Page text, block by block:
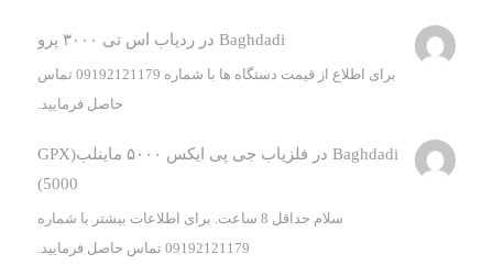
Baghdadi درردیاب اس تی ۳۰۰۰ پرو
برای اطلاع از قیمت دستگاه ها با شماره 09192121179 تماس
حاصل فرمایید.
Baghdadi در
فلزیاب جی پی ایکس ۵۰۰۰ ماینلب(GPX
5000)
سلام حداقل 8 ساعت. برای اطلاعات بیشتر با شماره
09192121179 تماس حاصل فرمایید.